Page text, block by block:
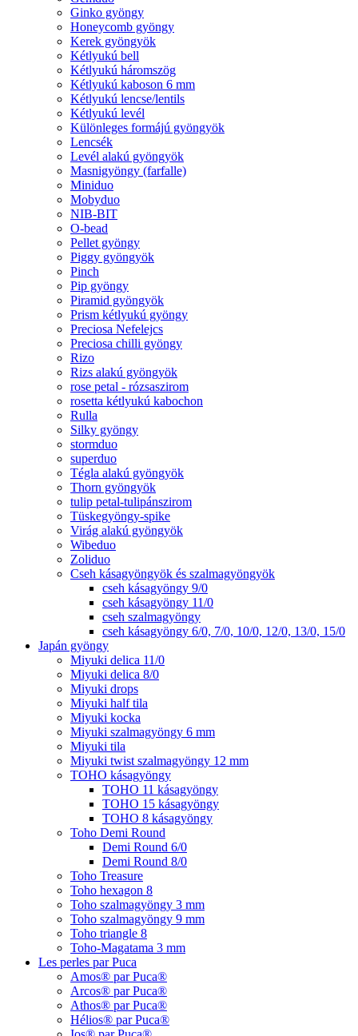
Ginko gyöngy
Honeycomb gyöngy
Kerek gyöngyök
Kétlyukú bell
Kétlyukú háromszög
Kétlyukú kaboson 6 mm
Kétlyukú lencse/lentils
Kétlyukú levél
Különleges formájú gyöngyök
Lencsék
Levél alakú gyöngyök
Masnigyöngy (farfalle)
Miniduo
Mobyduo
NIB-BIT
O-bead
Pellet gyöngy
Piggy gyöngyök
Pinch
Pip gyöngy
Piramid gyöngyök
Prism kétlyukú gyöngy
Preciosa Nefelejcs
Preciosa chilli gyöngy
Rizo
Rizs alakú gyöngyök
rose petal - rózsaszirom
rosetta kétlyukú kabochon
Rulla
Silky gyöngy
stormduo
superduo
Tégla alakú gyöngyök
Thorn gyöngyök
tulip petal-tulipánszirom
Tüskegyöngy-spike
Virág alakú gyöngyök
Wibeduo
Zoliduo
Cseh kásagyöngyök és szalmagyöngyök
cseh kásagyöngy 9/0
cseh kásagyöngy 11/0
cseh szalmagyöngy
cseh kásagyöngy 6/0, 7/0, 10/0, 12/0, 13/0, 15/0
Japán gyöngy
Miyuki delica 11/0
Miyuki delica 8/0
Miyuki drops
Miyuki half tila
Miyuki kocka
Miyuki szalmagyöngy 6 mm
Miyuki tila
Miyuki twist szalmagyöngy 12 mm
TOHO kásagyöngy
TOHO 11 kásagyöngy
TOHO 15 kásagyöngy
TOHO 8 kásagyöngy
Toho Demi Round
Demi Round 6/0
Demi Round 8/0
Toho Treasure
Toho hexagon 8
Toho szalmagyöngy 3 mm
Toho szalmagyöngy 9 mm
Toho triangle 8
Toho-Magatama 3 mm
Les perles par Puca
Amos® par Puca®
Arcos® par Puca®
Athos® par Puca®
Hélios® par Puca®